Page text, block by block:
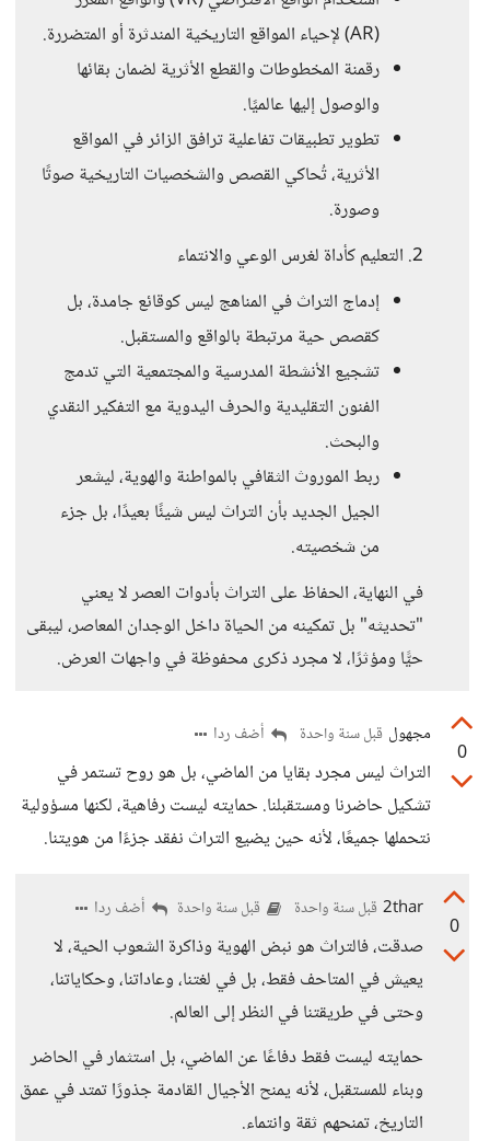
(AR) لإحياء المواقع التاريخية المندثرة أو المتضررة.
رقمنة المخطوطات والقطع الأثرية لضمان بقائها
والوصول إليها عالميًا.
تطوير تطبيقات تفاعلية ترافق الزائر في المواقع
الأثرية، تُحاكي القصص والشخصيات التاريخية صوتًا
وصورة.
2. التعليم كأداة لغرس الوعي والانتماء
إدماج التراث في المناهج ليس كوقائع جامدة، بل
كقصص حية مرتبطة بالواقع والمستقبل.
تشجيع الأنشطة المدرسية والمجتمعية التي تدمج
الفنون التقليدية والحرف اليدوية مع التفكير النقدي
والبحث.
ربط الموروث الثقافي بالمواطنة والهوية، ليشعر
الجيل الجديد بأن التراث ليس شيئًا بعيدًا، بل جزء
من شخصيته.
في النهاية، الحفاظ على التراث بأدوات العصر لا يعني
"تحديثه" بل تمكينه من الحياة داخل الوجدان المعاصر، ليبقى
حيًّا ومؤثرًا، لا مجرد ذكرى محفوظة في واجهات العرض.
0
مجهول قبل سنة واحدة أضف ردا
التراث ليس مجرد بقايا من الماضي، بل هو روح تستمر في
تشكيل حاضرنا ومستقبلنا. حمايته ليست رفاهية، لكنها مسؤولية
نتحملها جميعًا، لأنه حين يضيع التراث نفقد جزءًا من هويتنا.
0
2thar قبل سنة واحدة قبل سنة واحدة أضف ردا
صدقت، فالتراث هو نبض الهوية وذاكرة الشعوب الحية، لا
يعيش في المتاحف فقط، بل في لغتنا، وعاداتنا، وحكاياتنا،
وحتى في طريقتنا في النظر إلى العالم.
حمايته ليست فقط دفاعًا عن الماضي، بل استثمار في الحاضر
وبناء للمستقبل، لأنه يمنح الأجيال القادمة جذورًا تمتد في عمق
التاريخ، تمنحهم ثقة وانتماء.